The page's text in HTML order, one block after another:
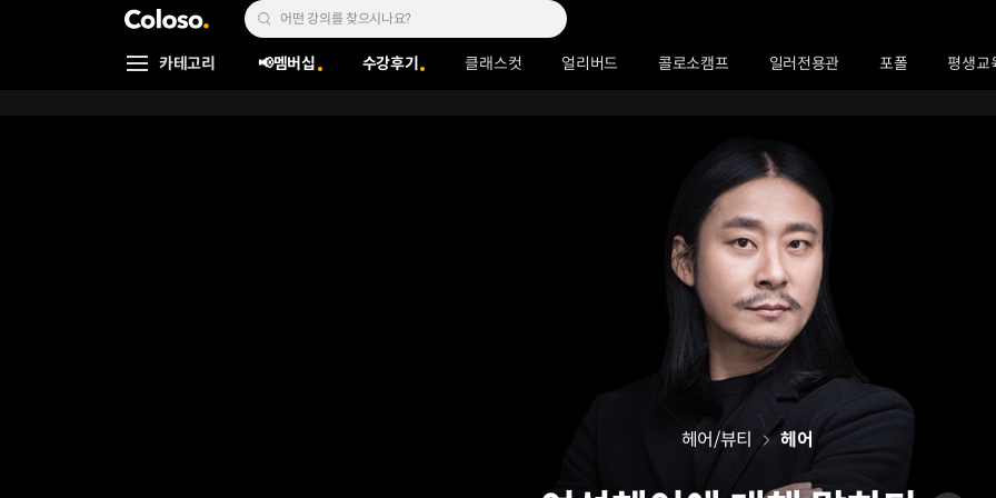
콜로소
Search Input
Coloso Menu
카테고리 📢멤버십 수강후기 클래스컷 얼리버드 콜로소캠프 일러전용관 포폴 평생교
헤어/뷰티 헤어